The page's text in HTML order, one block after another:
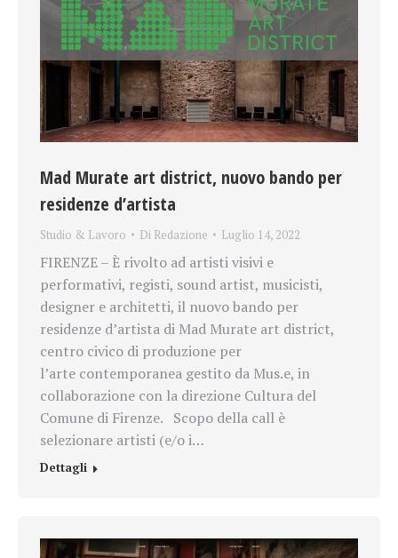
Mad Murate art district, nuovo bando per
residenze d’artista
Studio & Lavoro Di Redazione Luglio 14, 2022
FIRENZE – È rivolto ad artisti visivi e
performativi, registi, sound artist, musicisti,
designer e architetti, il nuovo bando per
residenze d’artista di Mad Murate art district,
centro civico di produzione per
l’arte contemporanea gestito da Mus.e, in
collaborazione con la direzione Cultura del
Comune di Firenze. Scopo della call è
selezionare artisti (e/o i…
Dettagli